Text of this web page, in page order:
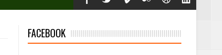
FACEBOOK